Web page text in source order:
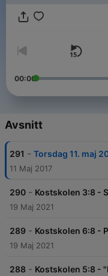
samhällsfrågor.
00:00
Avsnitt
291 - Torsdag 11. maj
11 Maj 2017
290 - Kostskolen 3:8 -
19 Maj 2021
289 - Kostskolen 6:8 -
19 Maj 2021
288 - Kostskolen 5:8 -